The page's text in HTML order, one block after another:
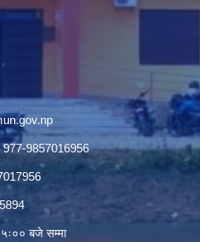
9857016956
बजे सम्मा